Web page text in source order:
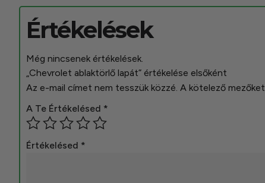
Értékelések
Még nincsenek értékelések.
„Chevrolet ablaktörlő lapát” értékelése elsőként
Az e-mail címet nem tesszük közzé. A kötelező mezőket
A Te Értékelésed *
Értékelésed *